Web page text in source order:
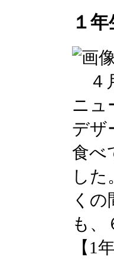
１
４
ニュ
デザ
食べ
し
く
も、
【1